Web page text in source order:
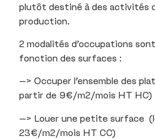
plutôt destiné à des activités
production.
2 modalités d’occupations
fonction des surfaces :
–> Occuper l’ensemble des
partir de 9€/m2/mois HT HC)
–> Louer une petite surface
23€/m2/mois HT CC)